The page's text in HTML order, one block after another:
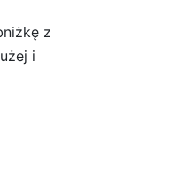
z
i